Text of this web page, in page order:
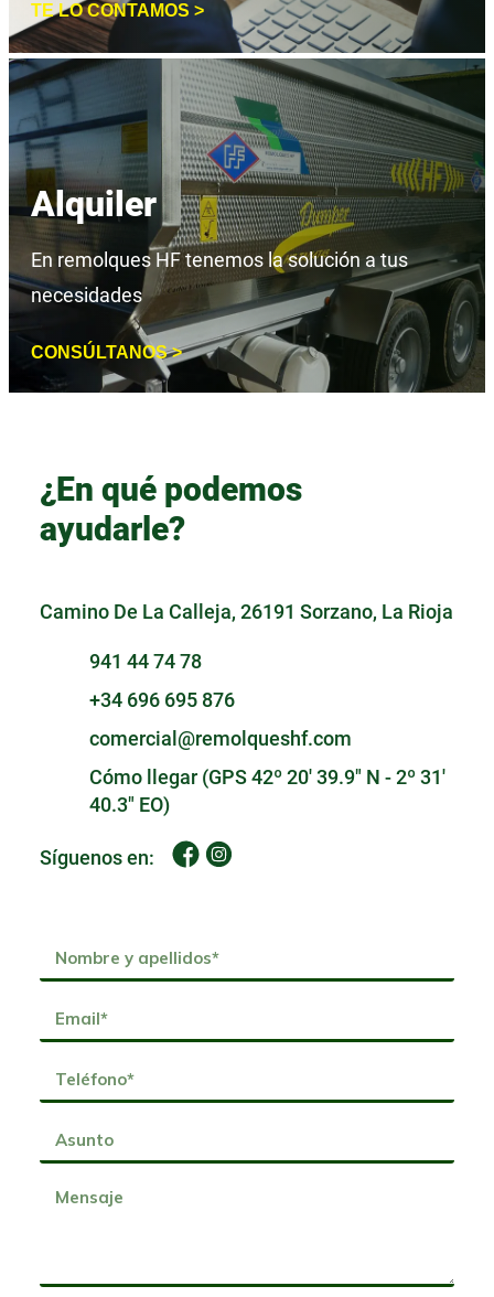
TE LO CONTAMOS >
Alquiler
En remolques HF tenemos la solución a tus
necesidades
CONSÚLTANOS >
¿En qué podemos
ayudarle?
Camino De La Calleja, 26191 Sorzano, La Rioja
941 44 74 78
+34 696 695 876
comercial@remolqueshf.com
Cómo llegar (GPS 42º 20' 39.9" N - 2º 31'
40.3" EO)
Síguenos en: